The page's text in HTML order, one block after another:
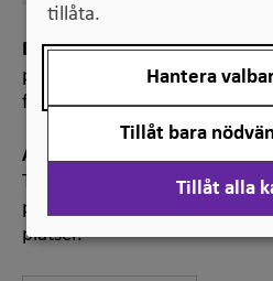
Definition
person som sökt viss
förstahandsval
Anmärkning
Till utbildningar med hårt
prioritetsordning avgörande
platser.
tillåta.
Hantera
Tillåt bara
Tillåt alla